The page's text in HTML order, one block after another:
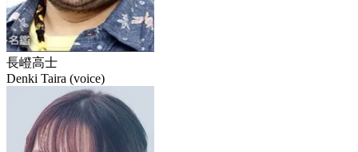
長嶝高士
Denki Taira (voice)